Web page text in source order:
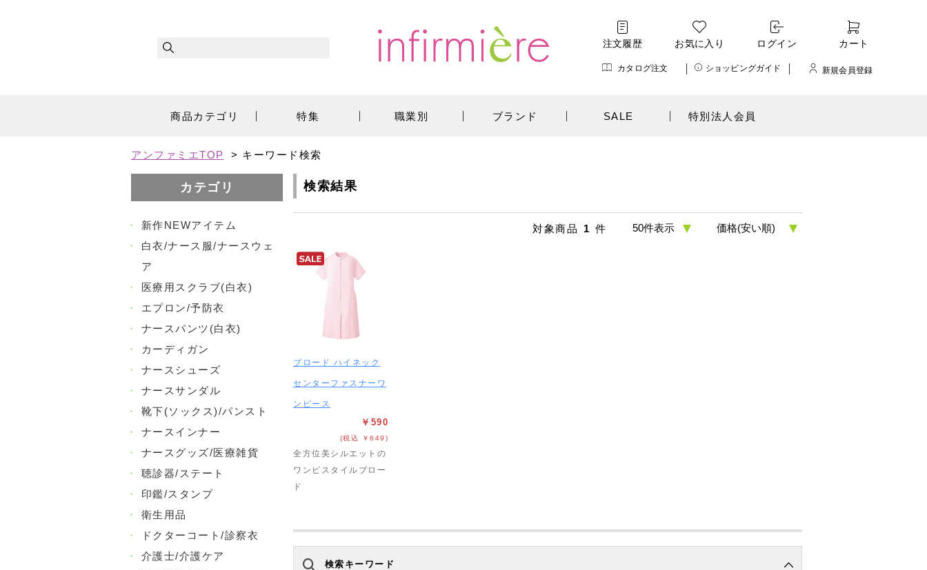
注文履歴 お気に入り ログイン カート
カタログ注文 ショッピングガイド 新規会員登録
商品カテゴリ 特集 職業別 ブランド SALE 特別法人会員
アンファミエTOP > キーワード検索
カテゴリ
・
新作NEWアイテム
・
白衣/ナース服/ナースウェ
ア
・
医療用スクラブ(白衣)
・
エプロン/予防衣
・
ナースパンツ(白衣)
・
カーディガン
・
ナースシューズ
・
ナースサンダル
・
靴下(ソックス)/パンスト
・
ナースインナー
・
ナースグッズ/医療雑貨
・
聴診器/ステート
・
印鑑/スタンプ
・
衛生用品
・
ドクターコート/診察衣
・
介護士/介護ケア
検索結果
対象商品 1 件
ブロード ハイネック
センターファスナーワ
ンピース
￥590
(税込 ￥649)
全方位美シルエットの
ワンピスタイルブロー
ド
検索キーワード